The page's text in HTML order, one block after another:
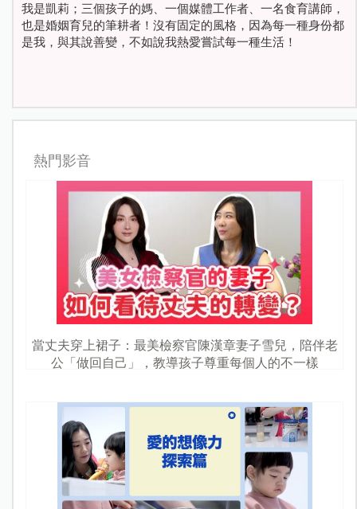
我是凱莉；三個孩子的媽、一個媒體工作者、一名食育講師，
也是婚姻育兒的筆耕者！沒有固定的風格，因為每一種身份都
是我，與其說善變，不如說我熱愛嘗試每一種生活！
熱門影音
當丈夫穿上裙子：最美檢察官陳漢章妻子雪兒，陪伴老
公「做回自己」，教導孩子尊重每個人的不一樣